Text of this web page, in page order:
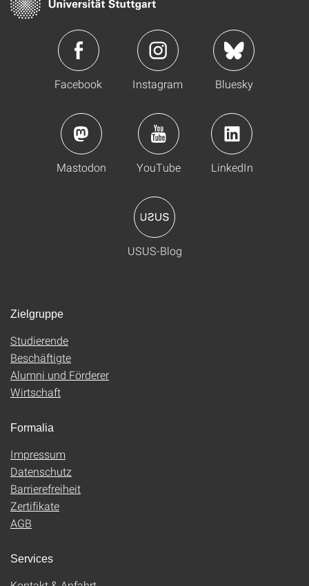
Facebook Instagram Bluesky
Mastodon YouTube LinkedIn
USUS-Blog
Zielgruppe
Studierende
Beschäftigte
Alumni und Förderer
Wirtschaft
Formalia
Impressum
Datenschutz
Barrierefreiheit
Zertifikate
AGB
Services